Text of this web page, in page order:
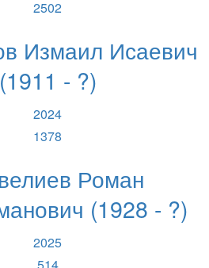
2502
Измаил Исаевич
(1911 - ?)
2024
1378
Роман
(1928 - ?)
2025